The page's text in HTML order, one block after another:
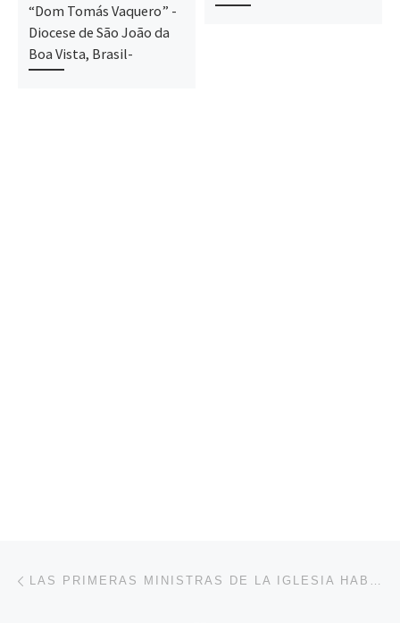
“Dom Tomás Vaquero” -
Diocese de São João da
Boa Vista, Brasil-
Navegación de entradas LAS PRIMERAS MINISTRAS DE LA IGLESIA HABLAN QUICHUA